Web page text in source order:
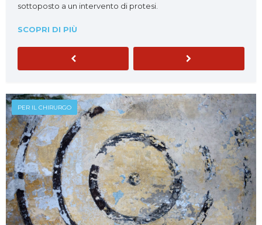
sottoposto a un intervento di protesi.
SCOPRI DI PIÙ
Previous Next
PER IL CHIRURGO